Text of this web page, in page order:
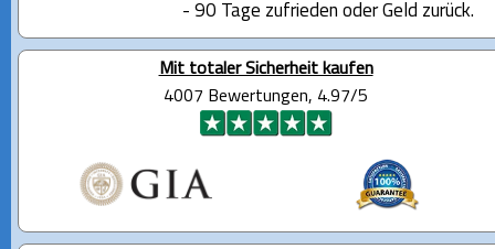
- 90 Tage zufrieden oder Geld zurück.
Mit totaler Sicherheit kaufen
4007 Bewertungen, 4.97/5